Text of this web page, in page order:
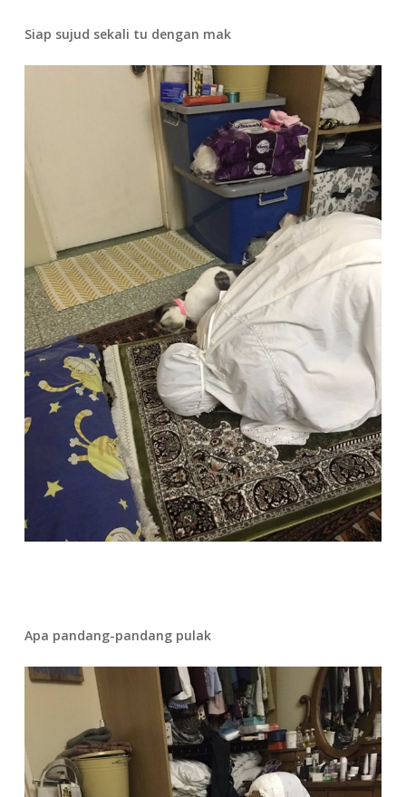
Siap sujud sekali tu dengan mak
Apa pandang-pandang pulak